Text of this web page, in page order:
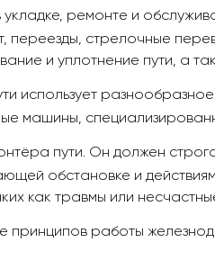
ремонте и
переезды, стрелочные
и уплотнение пути, а
использует
машины,
пути. Он должен
обстановке и
как травмы или
работы